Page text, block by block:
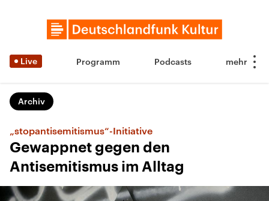
Live Programm Podcasts
Archiv
„stopantisemitismus“-Initiative
Gewappnet gegen den
Antisemitismus im Alltag